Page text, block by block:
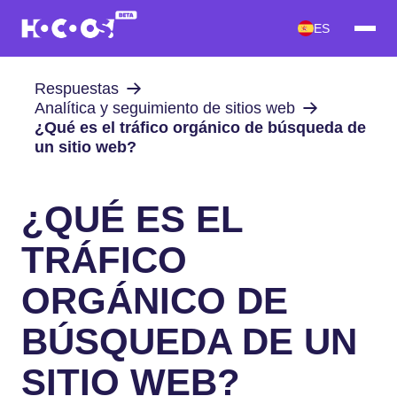
ES
Respuestas
Analítica y seguimiento de sitios web
¿Qué es el tráfico orgánico de búsqueda de
un sitio web?
¿QUÉ ES EL
TRÁFICO
ORGÁNICO DE
BÚSQUEDA DE UN
SITIO WEB?